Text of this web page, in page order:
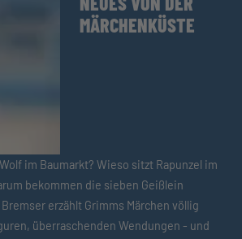
MÄRCHENKÜSTE
im Baumarkt? Wieso sitzt Rapunzel im
bekommen die sieben Geißlein
erzählt Grimms Märchen völlig
überraschenden Wendungen - und